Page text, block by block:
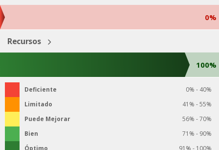
0%
Recursos
100%
Deficiente
0% - 40%
Limitado
41% - 55%
Puede Mejorar
56% - 70%
Bien
71% - 90%